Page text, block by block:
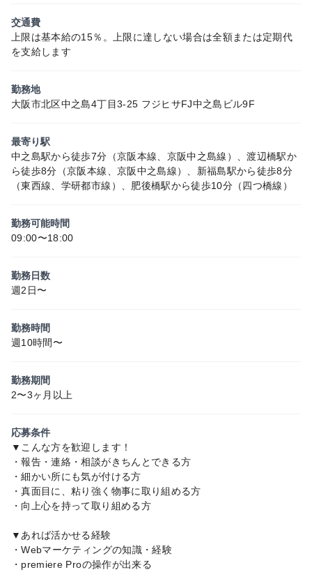
交通費
上限は基本給の15％。上限に達しない場合は全額または定期代
を支給します
勤務地
大阪市北区中之島4丁目3-25 フジヒサFJ中之島ビル9F
最寄り駅
中之島駅から徒歩7分（京阪本線、京阪中之島線）、渡辺橋駅か
ら徒歩8分（京阪本線、京阪中之島線）、新福島駅から徒歩8分
（東西線、学研都市線）、肥後橋駅から徒歩10分（四つ橋線）
勤務可能時間
09:00〜18:00
勤務日数
週2日〜
勤務時間
週10時間〜
勤務期間
2〜3ヶ月以上
応募条件
▼こんな方を歓迎します！
・報告・連絡・相談がきちんとできる方
・細かい所にも気が付ける方
・真面目に、粘り強く物事に取り組める方
・向上心を持って取り組める方
▼あれば活かせる経験
・Webマーケティングの知識・経験
・premiere Proの操作が出来る